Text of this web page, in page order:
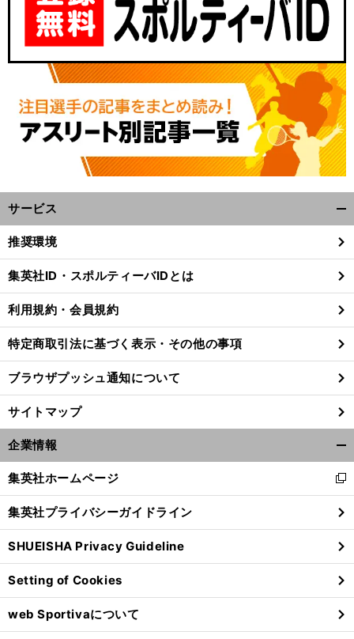
】 【
他
】
サービス
閉
る
推奨環境
集英社ID・スポルティーバIDとは
利用規約・会員規約
特定商取引法に基づく表示・その他の事項
ブラウザプッシュ通知について
サイトマップ
企業情報
閉
る
集英社ホームページ
新
し
い
ウ
ィ
ン
ド
ウ
で
開
集英社プライバシーガイドライン
SHUEISHA Privacy Guideline
Setting of Cookies
web Sportivaについて